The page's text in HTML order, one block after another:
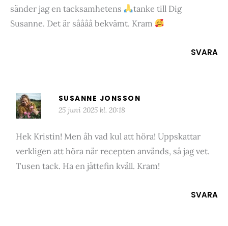
sänder jag en tacksamhetens
tanke till Dig
Susanne. Det är såååå bekvämt. Kram
SVARA
SUSANNE JONSSON
25 juni 2025 kl. 20:18
Hek Kristin! Men åh vad kul att höra! Uppskattar
verkligen att höra när recepten används, så jag vet.
Tusen tack. Ha en jättefin kväll. Kram!
SVARA